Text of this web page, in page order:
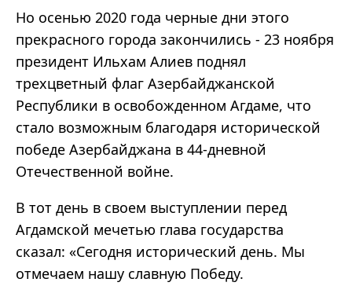
Но осенью 2020 года черные дни этого
прекрасного города закончились - 23 ноября
президент Ильхам Алиев поднял
трехцветный флаг Азербайджанской
Республики в освобожденном Агдаме, что
стало возможным благодаря исторической
победе Азербайджана в 44-дневной
Отечественной войне.
В тот день в своем выступлении перед
Агдамской мечетью глава государства
сказал: «Сегодня исторический день. Мы
отмечаем нашу славную Победу.